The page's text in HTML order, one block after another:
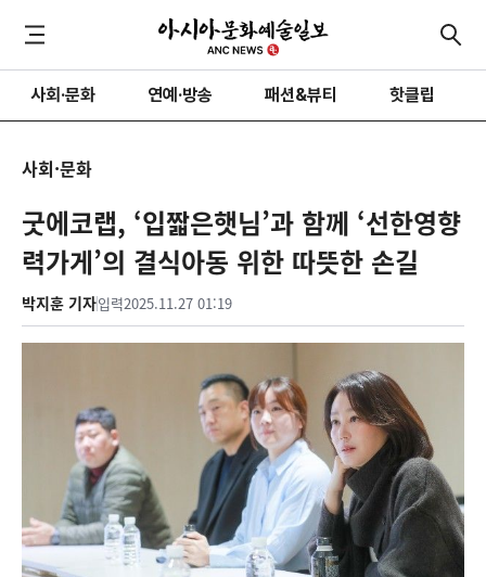
사회·문화 연예·방송 패션&뷰티 핫클립
사회·문화
굿에코랩, ‘입짧은햇님’과 함께 ‘선한영향
력가게’의 결식아동 위한 따뜻한 손길
박지훈 기자입력2025.11.27 01:19